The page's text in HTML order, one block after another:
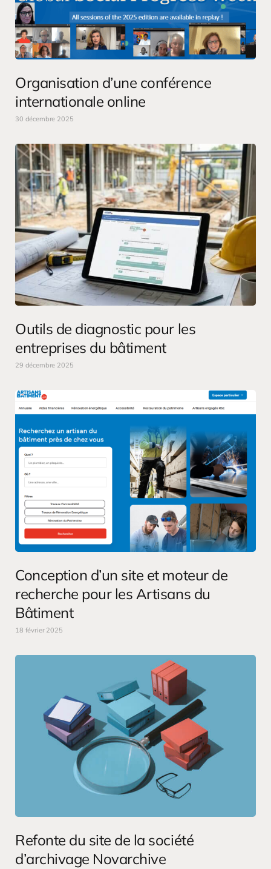
Organisation d’une conférence
internationale online
30 décembre 2025
Outils de diagnostic pour les
entreprises du bâtiment
29 décembre 2025
Conception d’un site et moteur de
recherche pour les Artisans du
Bâtiment
18 février 2025
Refonte du site de la société
d’archivage Novarchive